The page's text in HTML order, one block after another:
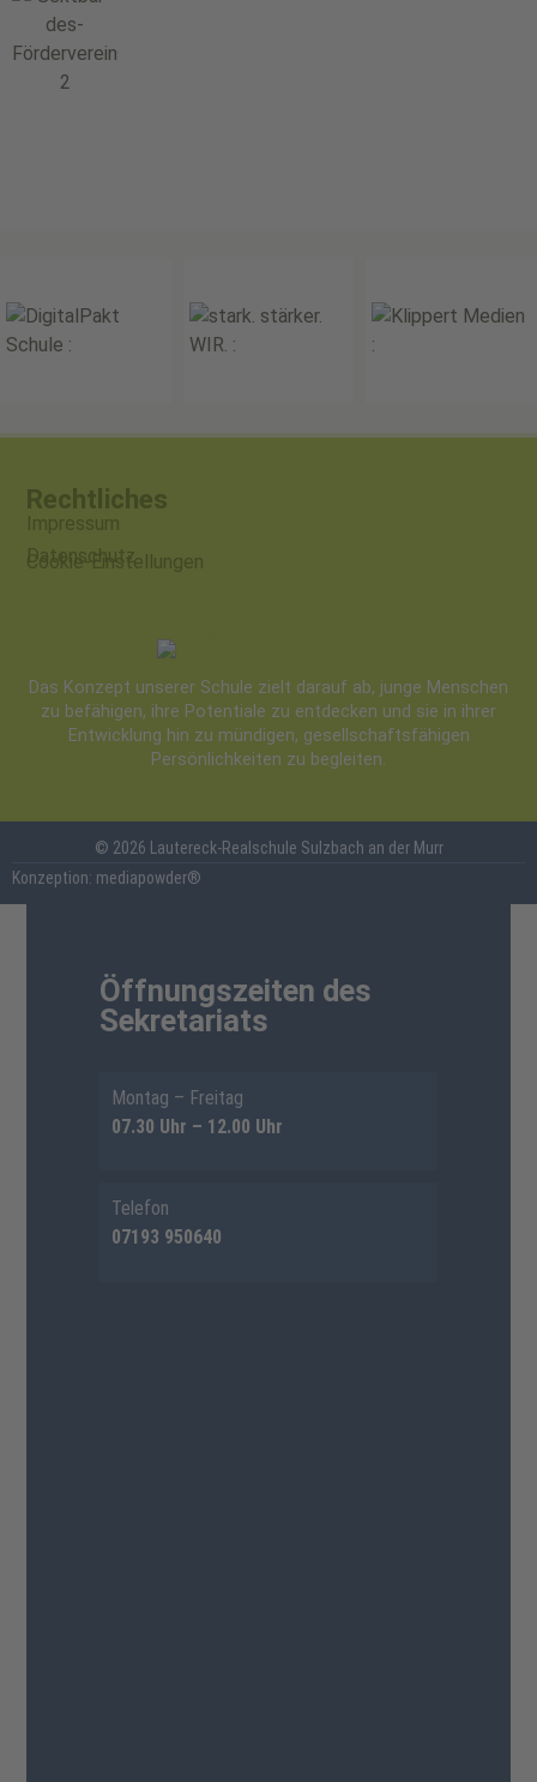
Das Konzept unserer Schule zielt darauf ab, junge Menschen
zu befähigen, ihre Potentiale zu entdecken und sie in ihrer
Entwicklung hin zu mündigen, gesellschaftsfähigen
Persönlichkeiten zu begleiten.
Rechtliches
Impressum
Datenschutz
Cookie-Einstellungen
© 2026 Lautereck-Realschule Sulzbach an der Murr
Konzeption: mediapowder®
Öffnungszeiten des
Sekretariats
Montag – Freitag
07.30 Uhr – 12.00 Uhr
Telefon
07193 950640